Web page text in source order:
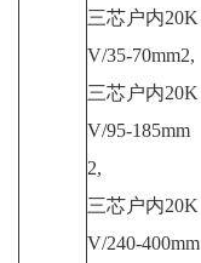
三芯户内20K
V/35-70mm2,
三芯户内20K
V/95-185mm
2,
三芯户内20K
V/240-400mm